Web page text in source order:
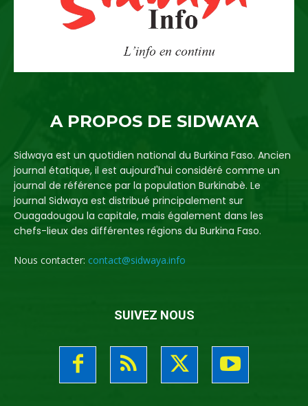
A PROPOS DE SIDWAYA
Sidwaya est un quotidien national du Burkina Faso. Ancien
journal étatique, il est aujourd'hui considéré comme un
journal de référence par la population Burkinabè. Le
journal Sidwaya est distribué principalement sur
Ouagadougou la capitale, mais également dans les
chefs-lieux des différentes régions du Burkina Faso.
Nous contacter: contact@sidwaya.info
SUIVEZ NOUS